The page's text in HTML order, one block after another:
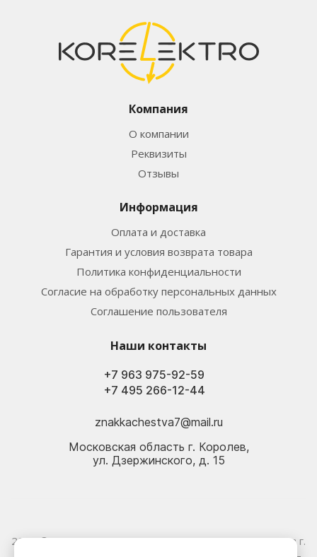
Компания
О компании
Реквизиты
Отзывы
Информация
Оплата и доставка
Гарантия и условия возврата товара
Политика конфиденциальности
Согласие на обработку персональных данных
Соглашение пользователя
Наши контакты
+7 495 266-12-44
+7 963 975-92-59
znakkachestva7@mail.ru
Московская область г. Королев,
ул. Дзержинского, д. 15
2026 © Электрика оптом и в розницу - Магазин-склад в г.